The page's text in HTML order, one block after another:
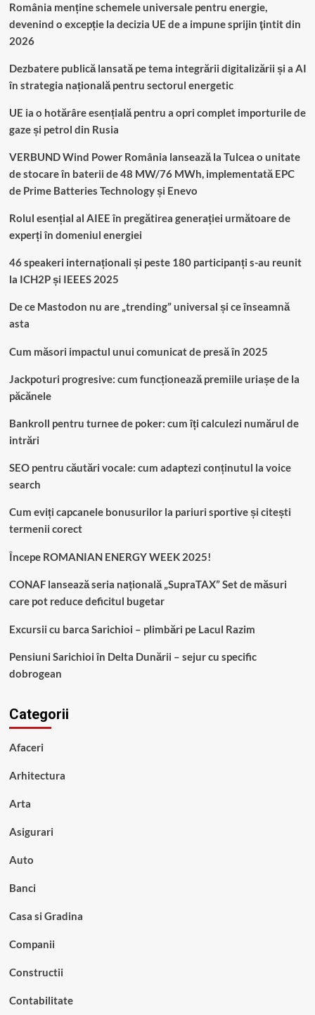
România menține schemele universale pentru energie,
devenind o excepție la decizia UE de a impune sprijin ţintit din
2026
Dezbatere publică lansată pe tema integrării digitalizării și a AI
în strategia națională pentru sectorul energetic
UE ia o hotărâre esențială pentru a opri complet importurile de
gaze și petrol din Rusia
VERBUND Wind Power România lansează la Tulcea o unitate
de stocare în baterii de 48 MW/76 MWh, implementată EPC
de Prime Batteries Technology și Enevo
Rolul esențial al AIEE în pregătirea generației următoare de
experți în domeniul energiei
46 speakeri internaționali și peste 180 participanți s-au reunit
la ICH2P și IEEES 2025
De ce Mastodon nu are „trending” universal și ce înseamnă
asta
Cum măsori impactul unui comunicat de presă în 2025
Jackpoturi progresive: cum funcționează premiile uriașe de la
păcănele
Bankroll pentru turnee de poker: cum îți calculezi numărul de
intrări
SEO pentru căutări vocale: cum adaptezi conținutul la voice
search
Cum eviți capcanele bonusurilor la pariuri sportive și citești
termenii corect
Începe ROMANIAN ENERGY WEEK 2025!
CONAF lansează seria națională „SupraTAX” Set de măsuri
care pot reduce deficitul bugetar
Excursii cu barca Sarichioi – plimbări pe Lacul Razim
Pensiuni Sarichioi în Delta Dunării – sejur cu specific
dobrogean
Categorii
Afaceri
Arhitectura
Arta
Asigurari
Auto
Banci
Casa si Gradina
Companii
Constructii
Contabilitate